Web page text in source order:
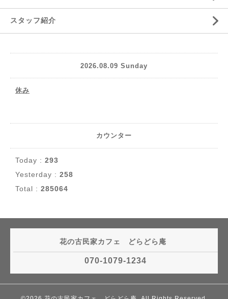
スタッフ紹介
2026.08.09 Sunday
休み
カウンター
Today : 293
Yesterday : 258
Total : 285064
花の古民家カフェ どらどら庵
070-1079-1234